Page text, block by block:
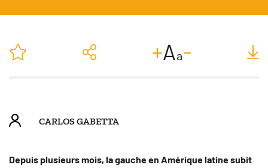
+Aa-
CARLOS GABETTA
Depuis plusieurs mois, la gauche en Amérique latine subit